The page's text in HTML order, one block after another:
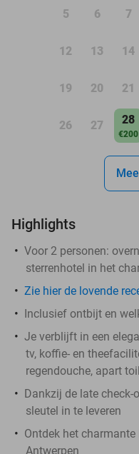
5 6 7
12 13 14
19 20 21
26 27 28
€200
Highlights
Voor 2 personen:
sterrenhotel in het
Zie hier de lovende
Inclusief ontbijt en
Je verblijft in een
tv, koffie- en
regendouche, apart
Dankzij de late
sleutel in te leveren
Ontdek het
Antwerpen